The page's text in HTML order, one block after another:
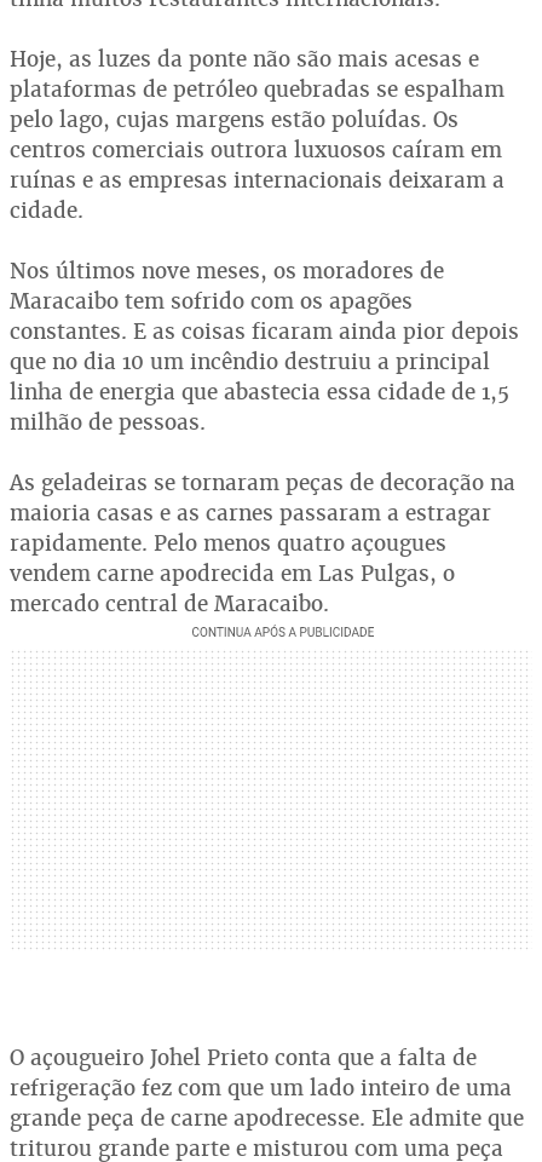
Hoje, as luzes da ponte não são mais acesas e
plataformas de petróleo quebradas se espalham
pelo lago, cujas margens estão poluídas. Os
centros comerciais outrora luxuosos caíram em
ruínas e as empresas internacionais deixaram a
cidade.
Nos últimos nove meses, os moradores de
Maracaibo tem sofrido com os apagões
constantes. E as coisas ficaram ainda pior depois
que no dia 10 um incêndio destruiu a principal
linha de energia que abastecia essa cidade de 1,5
milhão de pessoas.
As geladeiras se tornaram peças de decoração na
maioria casas e as carnes passaram a estragar
rapidamente. Pelo menos quatro açougues
vendem carne apodrecida em Las Pulgas, o
mercado central de Maracaibo.
O açougueiro Johel Prieto conta que a falta de
refrigeração fez com que um lado inteiro de uma
grande peça de carne apodrecesse. Ele admite que
triturou grande parte e misturou com uma peça